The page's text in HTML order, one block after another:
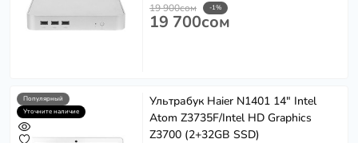
19 900сом -1%
19 700сом
Популярный
Уточните наличие
Ультрабук Haier N1401 14" Intel
Atom Z3735F/Intel HD Graphics
Z3700 (2+32GB SSD)